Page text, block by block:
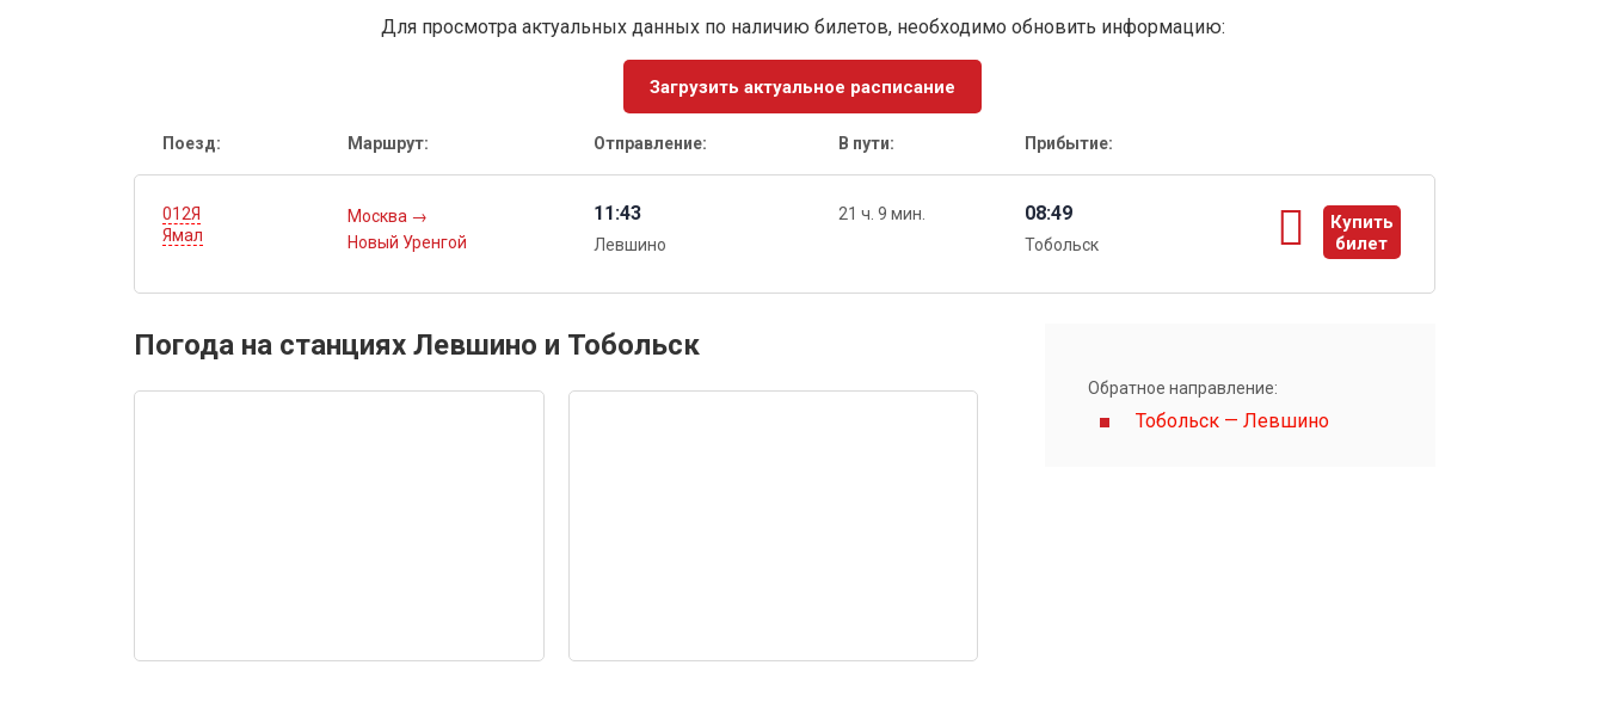
Для просмотра актуальных данных по наличию билетов, необходимо обновить информацию:
Загрузить актуальное расписание
Поезд: Маршрут: Отправление: В пути: Прибытие:
012Я
Ямал
Москва →
Новый Уренгой
11:43
Левшино
21 ч. 9 мин. 08:49
Тобольск
Купить
билет
ы
Погода на станциях Левшино и Тобольск
Обратное направление:
Тобольск — Левшино